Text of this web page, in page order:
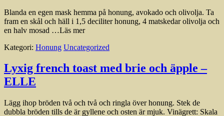
Blanda en egen mask hemma på honung, avokado och olivolja. Ta
fram en skål och häll i 1,5 deciliter honung, 4 matskedar olivolja och
en halv mosad …Läs mer
Kategori: Honung Uncategorized
Lyxig french toast med brie och äpple –
ELLE
Lägg ihop bröden två och två och ringla över honung. Stek de
dubbla bröden tills de är gyllene och osten är mjuk. Vinägrett: Skala